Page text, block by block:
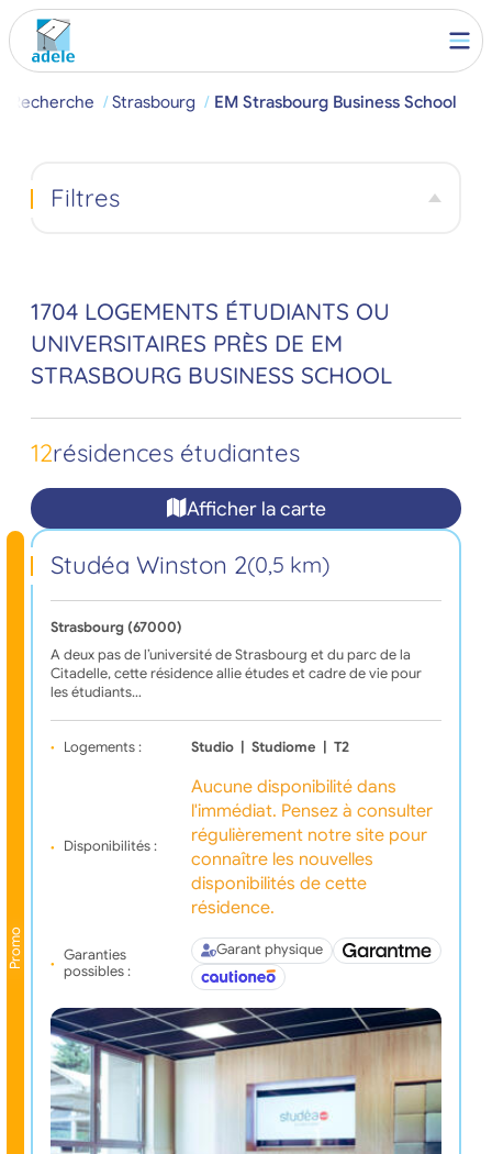
Recherche Strasbourg EM Strasbourg Business School
1704 LOGEMENTS ÉTUDIANTS OU
UNIVERSITAIRES PRÈS DE EM
STRASBOURG BUSINESS SCHOOL
12résidences étudiantes
Afficher la carte
Promo
Studéa Winston 2(0,5 km)
Strasbourg (67000)
A deux pas de l’université de Strasbourg et du parc de la
Citadelle, cette résidence allie études et cadre de vie pour
les étudiants…
Logements : Studio | Studiome | T2
Disponibilités :
Aucune disponibilité dans
l'immédiat. Pensez à consulter
régulièrement notre site pour
connaître les nouvelles
disponibilités de cette
résidence.
Garanties
possibles :
Garant physique
Filtres